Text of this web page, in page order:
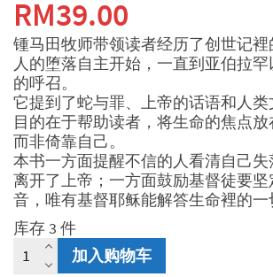
RM39.00
锺马田牧师带领读者经历了创世记
人的堕落自主开始，一直到亚伯拉
的呼召。
它提到了蛇与罪、上帝的话语和人类
目的在于帮助读者，将生命的焦点放
而非倚靠自己。
本书一方面提醒不信的人看清自己
离开了上帝；一方面鼓励基督徒要
音，唯有基督耶稣能解答生命裡的一
库存 3 件
创
世
加入购物车